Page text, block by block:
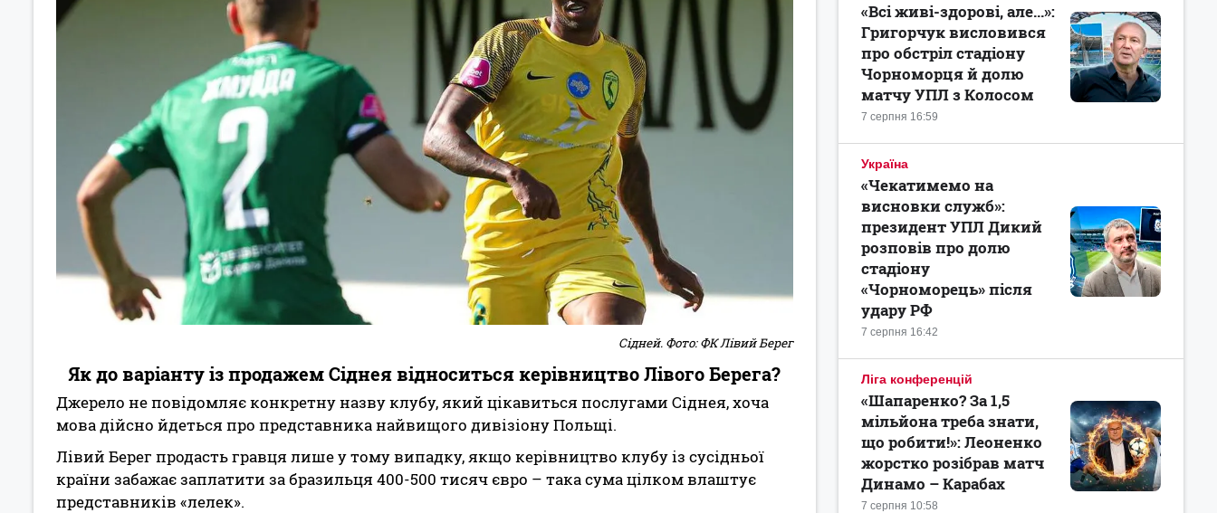
Сідней. Фото: ФК Лівий Берег
Як до варіанту із продажем Сіднея відноситься керівництво Лівого Берега?
Джерело не повідомляє конкретну назву клубу, який цікавиться послугами Сіднея, хоча
мова дійсно йдеться про представника найвищого дивізіону Польщі.
Лівий Берег продасть гравця лише у тому випадку, якщо керівництво клубу із сусідньої
країни забажає заплатити за бразильця 400-500 тисяч євро – така сума цілком влаштує
представників «лелек».
7 серпня 16:59
«Всі живі-здорові, але...»:
Григорчук висловився
про обстріл стадіону
Чорноморця й долю
матчу УПЛ з Колосом
Україна
7 серпня 16:42
«Чекатимемо на
висновки служб»:
президент УПЛ Дикий
розповів про долю
стадіону
«Чорноморець» після
удару РФ
Ліга конференцій
7 серпня 10:58
«Шапаренко? За 1,5
мільйона треба знати,
що робити!»: Леоненко
жорстко розібрав матч
Динамо – Карабах